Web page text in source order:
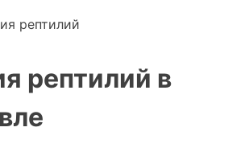
рептилий
рептилий в